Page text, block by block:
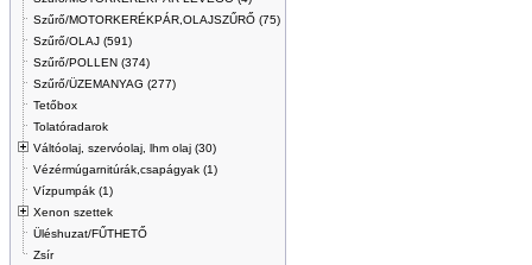
Szűrő/MOTORKERÉKPÁR,OLAJSZŰRŐ (75)
Szűrő/OLAJ (591)
Szűrő/POLLEN (374)
Szűrő/ÜZEMANYAG (277)
Tetőbox
Tolatóradarok
Váltóolaj, szervóolaj, lhm olaj (30)
Vézérmúgarnitúrák,csapágyak (1)
Vízpumpák (1)
Xenon szettek
Üléshuzat/FŰTHETŐ
Zsír